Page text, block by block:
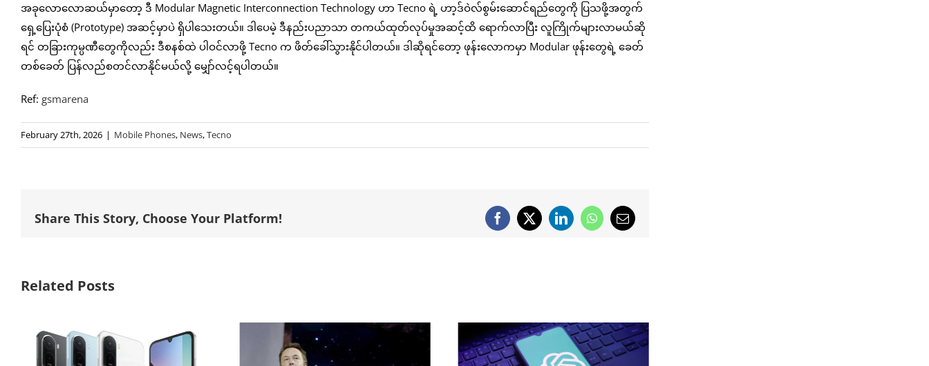
အခုလောလောဆယ်မှာတော့ ဒီ Modular Magnetic Interconnection Technology ဟာ Tecno ရဲ့ ဟာ့ဒ်ဝဲလ်စွမ်းဆောင်ရည်တွေကို ပြသဖို့အတွက်
ရှေ့ပြေးပုံစံ (Prototype) အဆင့်မှာပဲ ရှိပါသေးတယ်။ ဒါပေမဲ့ ဒီနည်းပညာသာ တကယ်ထုတ်လုပ်မှုအဆင့်ထိ ရောက်လာပြီး လူကြိုက်များလာမယ်ဆို
ရင် တခြားကုမ္ပဏီတွေကိုလည်း ဒီစနစ်ထဲ ပါဝင်လာဖို့ Tecno က ဖိတ်ခေါ်သွားနိုင်ပါတယ်။ ဒါဆိုရင်တော့ ဖုန်းလောကမှာ Modular ဖုန်းတွေရဲ့ ခေတ်
တစ်ခေတ် ပြန်လည်စတင်လာနိုင်မယ်လို့ မျှော်လင့်ရပါတယ်။
Ref: gsmarena
February 27th, 2026 | Mobile Phones, News,Tecno
Share This Story, Choose Your Platform! Facebook
X LinkedInWhatsApp
Email
Related Posts